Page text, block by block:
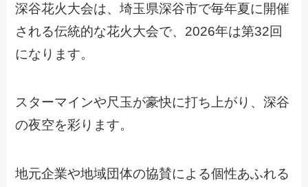
深谷花火大会は、埼玉県深谷市で毎年夏に開催
される伝統的な花火大会で、2026年は第32回
になります。
スターマインや尺玉が豪快に打ち上がり、深谷
の夜空を彩ります。
地元企業や地域団体の協賛による個性あふれる